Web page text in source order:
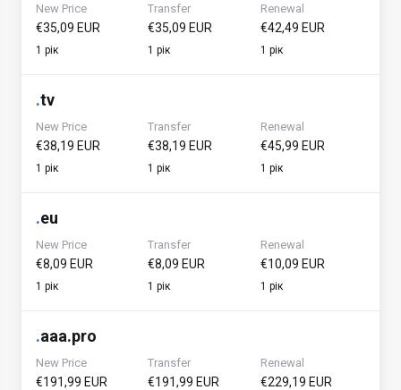
New Price
€35,09 EUR
1 рік
Transfer
€35,09 EUR
1 рік
Renewal
€42,49 EUR
1 рік
.tv
New Price
€38,19 EUR
1 рік
Transfer
€38,19 EUR
1 рік
Renewal
€45,99 EUR
1 рік
.eu
New Price
€8,09 EUR
1 рік
Transfer
€8,09 EUR
1 рік
Renewal
€10,09 EUR
1 рік
.aaa.pro
New Price
€191,99 EUR
Transfer
€191,99 EUR
Renewal
€229,19 EUR